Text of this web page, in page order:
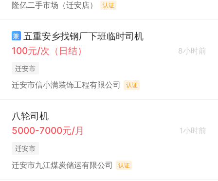
隆亿二手市场（迁安店） 认证
兼 五重安乡找钢厂下班临时司机
100元/次（日结）
8小时前
迁安市
迁安市信小满装饰工程有限公司 认证
八轮司机
5000-7000元/月
1小时前
迁安市
迁安市九江煤炭储运有限公司 认证